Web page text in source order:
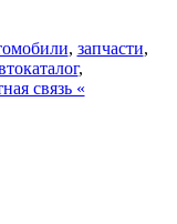
, запчасти,
,
связь «